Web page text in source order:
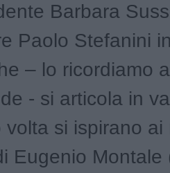
Barbara
Paolo Stefanini
– lo ricordiamo
- si articola in
volta si ispirano ai
Eugenio Montale